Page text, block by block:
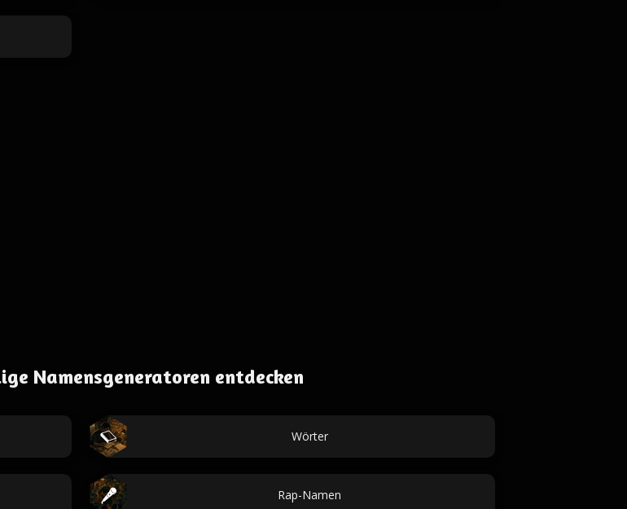
Namensgeneratoren entdecken
Wörter
Rap-Namen